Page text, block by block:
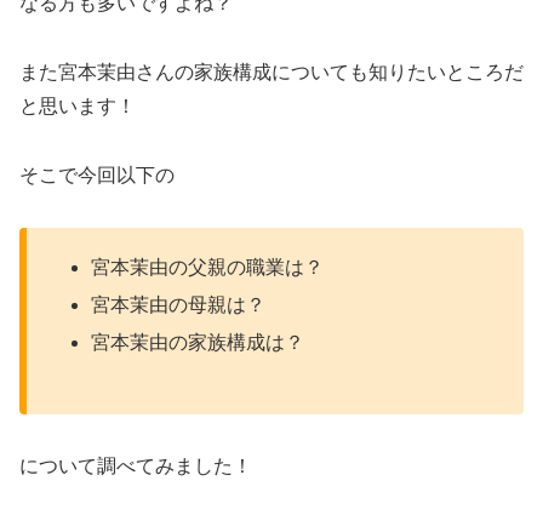
また宮本茉由さんの家族構成についても知りたいところだ
と思います！
そこで今回以下の
宮本茉由の父親の職業は？
宮本茉由の母親は？
宮本茉由の家族構成は？
について調べてみました！